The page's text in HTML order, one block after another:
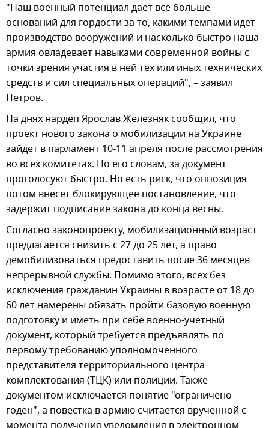
"Наш военный потенциал дает все больше
оснований для гордости за то, какими темпами идет
производство вооружений и насколько быстро наша
армия овладевает навыками современной войны с
точки зрения участия в ней тех или иных технических
средств и сил специальных операций", – заявил
Петров.
На днях нардеп Ярослав Железняк сообщил, что
проект нового закона о мобилизации на Украине
зайдет в парламент 10-11 апреля после рассмотрения
во всех комитетах. По его словам, за документ
проголосуют быстро. Но есть риск, что оппозиция
потом внесет блокирующее постановление, что
задержит подписание закона до конца весны.
Согласно законопроекту, мобилизационный возраст
предлагается снизить с 27 до 25 лет, а право
демобилизоваться предоставить после 36 месяцев
непрерывной службы. Помимо этого, всех без
исключения гражданин Украины в возрасте от 18 до
60 лет намерены обязать пройти базовую военную
подготовку и иметь при себе военно-учетный
документ, который требуется предъявлять по
первому требованию уполномоченного
представителя территориального центра
комплектования (ТЦК) или полиции. Также
документом исключается понятие "ограничено
годен", а повестка в армию считается врученной с